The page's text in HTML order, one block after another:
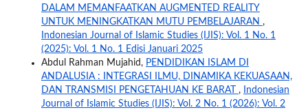
DALAM MEMANFAATKAN AUGMENTED REALITY
UNTUK MENINGKATKAN MUTU PEMBELAJARAN ,
Indonesian Journal of Islamic Studies (IJIS): Vol. 1 No. 1
(2025): Vol. 1 No. 1 Edisi Januari 2025
Abdul Rahman Mujahid, PENDIDIKAN ISLAM DI
ANDALUSIA : INTEGRASI ILMU, DINAMIKA KEKUASAAN,
DAN TRANSMISI PENGETAHUAN KE BARAT ,
Indonesian
Journal of Islamic Studies (IJIS): Vol. 2 No. 1 (2026): Vol. 2